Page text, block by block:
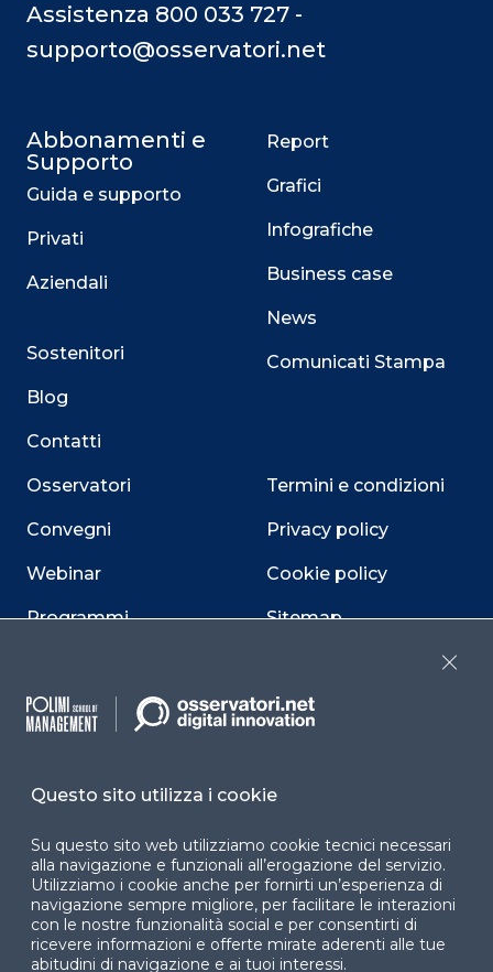
Assistenza 800 033 727 -
supporto@osservatori.net
Abbonamenti e
Supporto
Guida e supporto
Privati
Aziendali
Sostenitori
Blog
Contatti
Osservatori
Convegni
Webinar
Programmi
Report
Grafici
Infografiche
Business case
News
Comunicati Stampa
Termini e condizioni
Privacy policy
Cookie policy
Sitemap
Facebook LinkedIn
YouTube X
Questo sito utilizza i cookie
Su questo sito web utilizziamo cookie tecnici necessari
alla navigazione e funzionali all’erogazione del servizio.
Utilizziamo i cookie anche per fornirti un’esperienza di
navigazione sempre migliore, per facilitare le interazioni
con le nostre funzionalità social e per consentirti di
ricevere informazioni e offerte mirate aderenti alle tue
abitudini di navigazione e ai tuoi interessi.